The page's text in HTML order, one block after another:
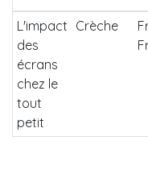
L'impact
des
écrans
chez le
tout
petit
Crèche